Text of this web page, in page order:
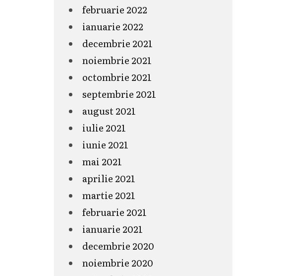
februarie 2022
ianuarie 2022
decembrie 2021
noiembrie 2021
octombrie 2021
septembrie 2021
august 2021
iulie 2021
iunie 2021
mai 2021
aprilie 2021
martie 2021
februarie 2021
ianuarie 2021
decembrie 2020
noiembrie 2020